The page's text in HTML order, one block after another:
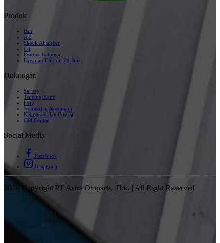
Produk
Ban
Aki
Shock Absorber
Oli
Produk Lainnya
Layanan Darurat 24 Jam
Dukungan
Survey
Tentang Kami
FAQ
Syarat dan Ketentuan
Kebijakan dan Privasi
Call Center
Social Media
Facebook
Instagram
2026 Copyright PT Astra Otoparts, Tbk. | All Right Reserved